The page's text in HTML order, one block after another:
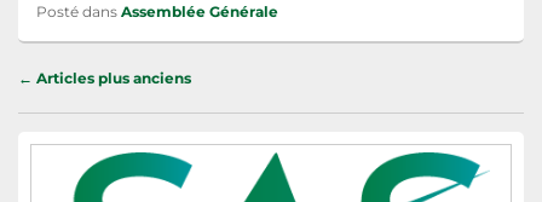
Posté dans Assemblée Générale
Navigation
les
articles
← Articles plus anciens
Zone
principale